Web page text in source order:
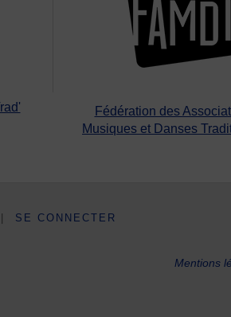
Fédération des
Musiques et Danses
| SE CONNECTER
Mentions